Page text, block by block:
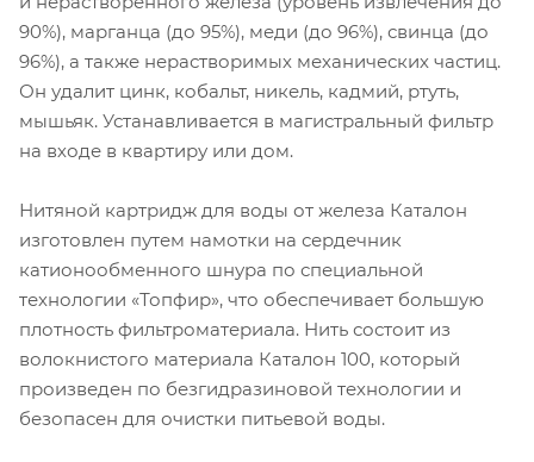
90%), марганца (до 95%), меди (до 96%), свинца (до
96%), а также нерастворимых механических частиц.
Он удалит цинк, кобальт, никель, кадмий, ртуть,
мышьяк. Устанавливается в магистральный фильтр
на входе в квартиру или дом.
Нитяной картридж для воды от железа Каталон
изготовлен путем намотки на сердечник
катионообменного шнура по специальной
технологии «Топфир», что обеспечивает большую
плотность фильтроматериала. Нить состоит из
волокнистого материала Каталон 100, который
произведен по безгидразиновой технологии и
безопасен для очистки питьевой воды.